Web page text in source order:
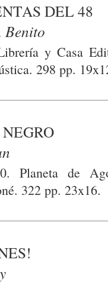
DEL 48
Benito
y Casa
298 pp.
Planeta de
322 pp. 23x16.